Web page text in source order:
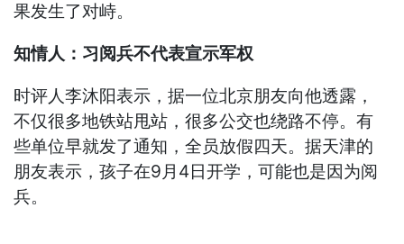
果发生了对峙。
知情人：习阅兵不代表宣示军权
时评人李沐阳表示，据一位北京朋友向他透露，
不仅很多地铁站甩站，很多公交也绕路不停。有
些单位早就发了通知，全员放假四天。据天津的
朋友表示，孩子在9月4日开学，可能也是因为阅
兵。